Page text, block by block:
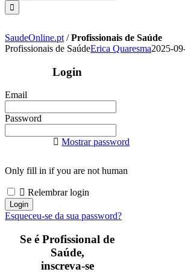
SaudeOnline.pt /Profissionais de Saúde
Profissionais de SaúdeErica Quaresma2025-
Login
Email
Password
Mostrar password
Only fill in if you are not human
Relembrar login
Esqueceu-se da sua password?
Se é Profissional de
Saúde,
inscreva-se